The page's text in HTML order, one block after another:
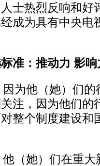
士热烈反响和好
成为具有中央电
准：推动力 影
他（她）们的
注，因为他们的
整个制度建设和
她）们在重大